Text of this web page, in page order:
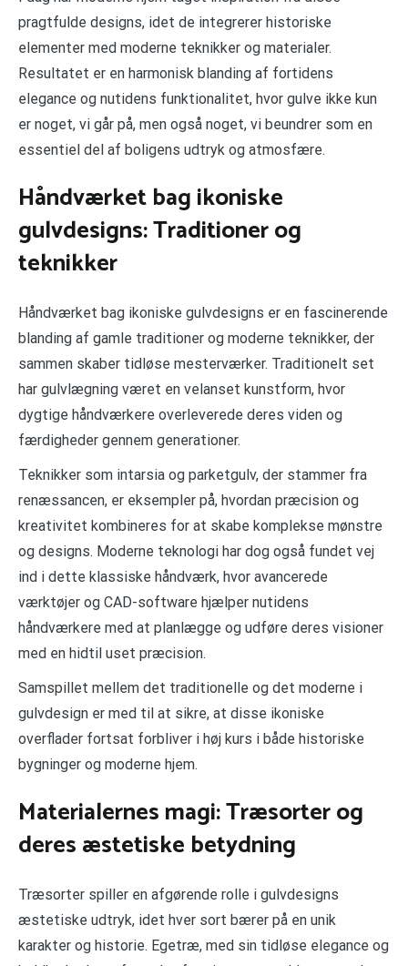
pragtfulde designs, idet de integrerer historiske
elementer med moderne teknikker og materialer.
Resultatet er en harmonisk blanding af fortidens
elegance og nutidens funktionalitet, hvor gulve ikke kun
er noget, vi går på, men også noget, vi beundrer som en
essentiel del af boligens udtryk og atmosfære.
Håndværket bag ikoniske
gulvdesigns: Traditioner og
teknikker
Håndværket bag ikoniske gulvdesigns er en fascinerende
blanding af gamle traditioner og moderne teknikker, der
sammen skaber tidløse mesterværker. Traditionelt set
har gulvlægning været en velanset kunstform, hvor
dygtige håndværkere overleverede deres viden og
færdigheder gennem generationer.
Teknikker som intarsia og parketgulv, der stammer fra
renæssancen, er eksempler på, hvordan præcision og
kreativitet kombineres for at skabe komplekse mønstre
og designs. Moderne teknologi har dog også fundet vej
ind i dette klassiske håndværk, hvor avancerede
værktøjer og CAD-software hjælper nutidens
håndværkere med at planlægge og udføre deres visioner
med en hidtil uset præcision.
Samspillet mellem det traditionelle og det moderne i
gulvdesign er med til at sikre, at disse ikoniske
overflader fortsat forbliver i høj kurs i både historiske
bygninger og moderne hjem.
Materialernes magi: Træsorter og
deres æstetiske betydning
Træsorter spiller en afgørende rolle i gulvdesigns
æstetiske udtryk, idet hver sort bærer på en unik
karakter og historie. Egetræ, med sin tidløse elegance og